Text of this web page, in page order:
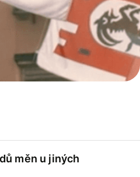
měn u jiných